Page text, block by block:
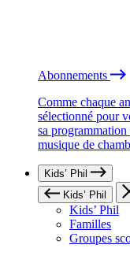
Abonnements
Comme chaque
sélectionné pour
sa
musique de
Kids’ Phil
Kids’ Phil
Kids’ Phil
Familles
Groupes